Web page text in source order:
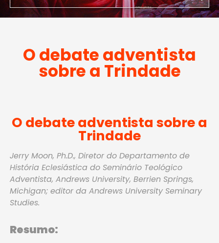
O debate adventista
sobre a Trindade
O debate adventista sobre a
Trindade
Jerry Moon, Ph.D., Diretor do Departamento de
História Eclesiástica do Seminário Teológico
Adventista, Andrews University, Berrien Springs,
Michigan; editor da Andrews University Seminary
Studies.
Resumo: